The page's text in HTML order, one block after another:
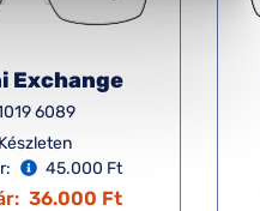
Exchange
6089
Készleten
45.000 Ft
36.000 Ft